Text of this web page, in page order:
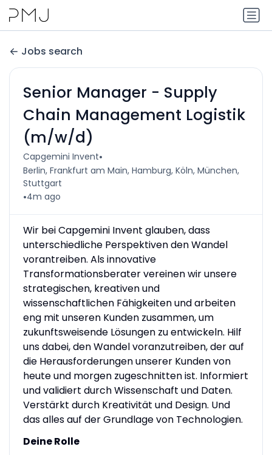
Jobs search
Senior Manager - Supply
Chain Management Logistik
(m/w/d)
Capgemini Invent•
Berlin, Frankfurt am Main, Hamburg, Köln, München,
Stuttgart
•4m ago
Wir bei Capgemini Invent glauben, dass
unterschiedliche Perspektiven den Wandel
vorantreiben. Als innovative
Transformationsberater vereinen wir unsere
strategischen, kreativen und
wissenschaftlichen Fähigkeiten und arbeiten
eng mit unseren Kunden zusammen, um
zukunftsweisende Lösungen zu entwickeln. Hilf
uns dabei, den Wandel voranzutreiben, der auf
die Herausforderungen unserer Kunden von
heute und morgen zugeschnitten ist. Informiert
und validiert durch Wissenschaft und Daten.
Verstärkt durch Kreativität und Design. Und
das alles auf der Grundlage von Technologien.
Deine Rolle